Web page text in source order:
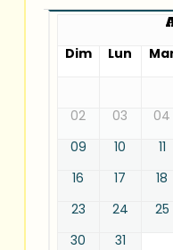
Dim
Lun
02
03 04
09
10 11
16
17 18
23
24 25
30
31